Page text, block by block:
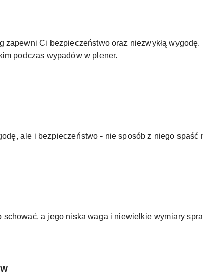
Ci bezpieczeństwo oraz niezwykłą
podczas wypadów w plener.
ale i bezpieczeństwo - nie sposób z niego spaść
schować, a jego niska waga i niewielkie wymiary